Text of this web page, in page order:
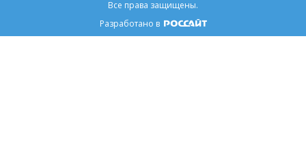
Все права защищены.
Разработано в